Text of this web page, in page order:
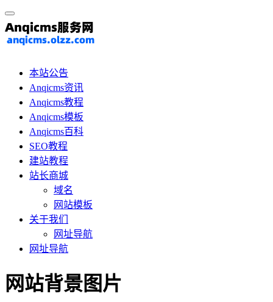
本站公告
Anqicms资讯
Anqicms教程
Anqicms模板
Anqicms百科
SEO教程
建站教程
站长商城
域名
网站模板
关于我们
网址导航
网址导航
网站背景图片